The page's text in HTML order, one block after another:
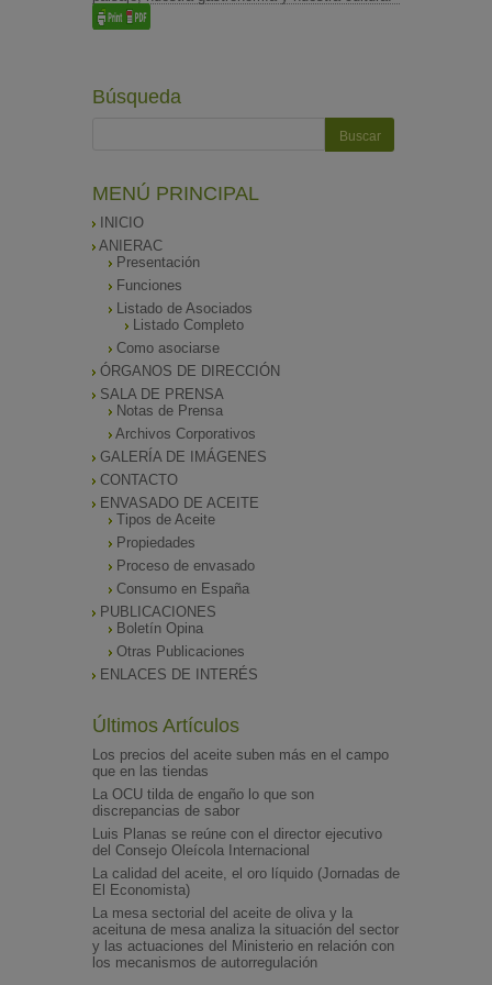
Búsqueda
MENÚ PRINCIPAL
INICIO
ANIERAC
Presentación
Funciones
Listado de Asociados
Listado Completo
Como asociarse
ÓRGANOS DE DIRECCIÓN
SALA DE PRENSA
Notas de Prensa
Archivos Corporativos
GALERÍA DE IMÁGENES
CONTACTO
ENVASADO DE ACEITE
Tipos de Aceite
Propiedades
Proceso de envasado
Consumo en España
PUBLICACIONES
Boletín Opina
Otras Publicaciones
ENLACES DE INTERÉS
Últimos Artículos
Los precios del aceite suben más en el campo
que en las tiendas
La OCU tilda de engaño lo que son
discrepancias de sabor
Luis Planas se reúne con el director ejecutivo
del Consejo Oleícola Internacional
La calidad del aceite, el oro líquido (Jornadas de
El Economista)
La mesa sectorial del aceite de oliva y la
aceituna de mesa analiza la situación del sector
y las actuaciones del Ministerio en relación con
los mecanismos de autorregulación